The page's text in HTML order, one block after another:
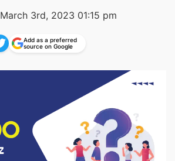
March 3rd, 2023 01:15 pm
Add as a preferred
source on Google